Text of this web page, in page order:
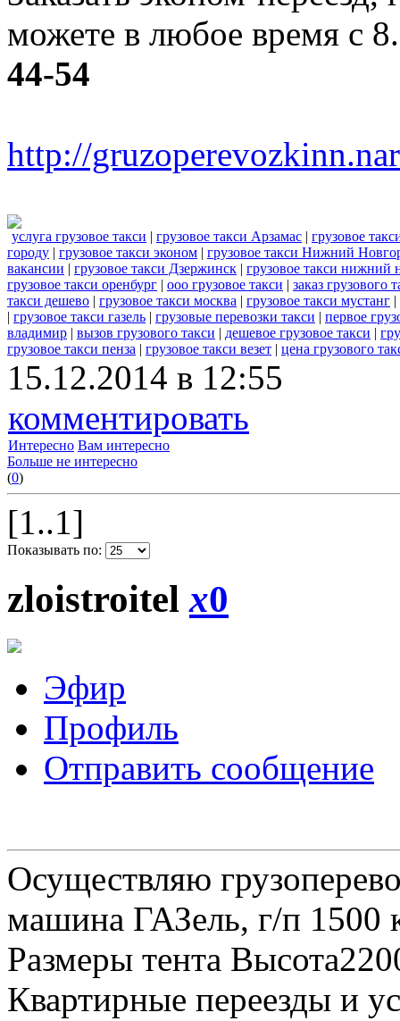
можете в любое время с
44-54
http://
услуга грузовое такси | грузовое такси Арзамас | грузовое
городу | грузовое такси эконом | грузовое такси Нижний
вакансии | грузовое такси Дзержинск | грузовое такси нижний
грузовое такси оренбург | ооо грузовое такси | заказ грузового
такси дешево | грузовое такси москва | грузовое такси мустанг |
| грузовое такси газель | грузовые перевозки такси | первое
владимир | вызов грузового такси | дешевое грузовое такси |
грузовое такси пенза | грузовое такси везет | цена грузового
15.12.2014 в 12:55
комментировать
Интересно Вам интересно
Больше не интересно
(0)
[1..1]
Показывать по:
zloistroitelx0
Эфир
Профиль
Отправить сообщение
Осуществляю
машина ГАЗель, г/п 1500
Размеры тента
Квартирные переезды и